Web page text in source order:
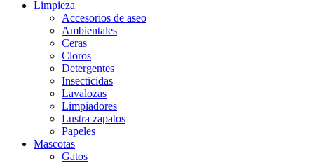
Limpieza
Accesorios de aseo
Ambientales
Ceras
Cloros
Detergentes
Insecticidas
Lavalozas
Limpiadores
Lustra zapatos
Papeles
Mascotas
Gatos